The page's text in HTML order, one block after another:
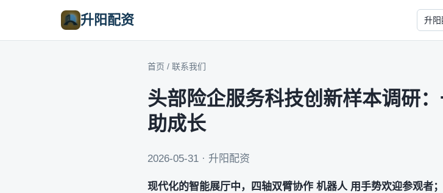
升阳配资 升阳
首页 / 联系我们
头部险企服务科技创新样本调研
助成长
2026-05-31 · 升阳配资
现代化的智能展厅中，四轴双臂协作 机器人 用手势欢迎参观者